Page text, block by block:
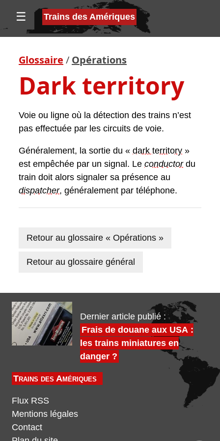
☰ Trains des Amériques
Glossaire / Opérations
Dark territory
Voie ou ligne où la détection des trains n’est
pas effectuée par les circuits de voie.
Généralement, la sortie du « dark territory »
est empêchée par un signal. Le conductordu
train doit alors signaler sa présence au
dispatcher, généralement par téléphone.
Retour au glossaire « Opérations »
Retour au glossaire général
Dernier article publié :
Frais de douane aux USA :
les trains miniatures en
danger ?
Trains des Amériques
Flux RSS
Mentions légales
Contact